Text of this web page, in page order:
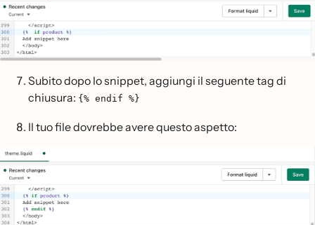
Subito dopo lo snippet, aggiungi il seguente tag di
chiusura: {% endif %}
Il tuo file dovrebbe avere questo aspetto: